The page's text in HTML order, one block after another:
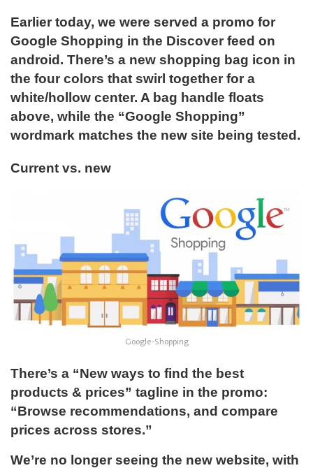
Earlier today, we were served a promo for
Google Shopping in the Discover feed on
android. There’s a new shopping bag icon in
the four colors that swirl together for a
white/hollow center. A bag handle floats
above, while the “Google Shopping”
wordmark matches the new site being tested.
Current vs. new
Google-Shopping
There’s a “New ways to find the best
products & prices” tagline in the promo:
“Browse recommendations, and compare
prices across stores.”
We’re no longer seeing the new website, with